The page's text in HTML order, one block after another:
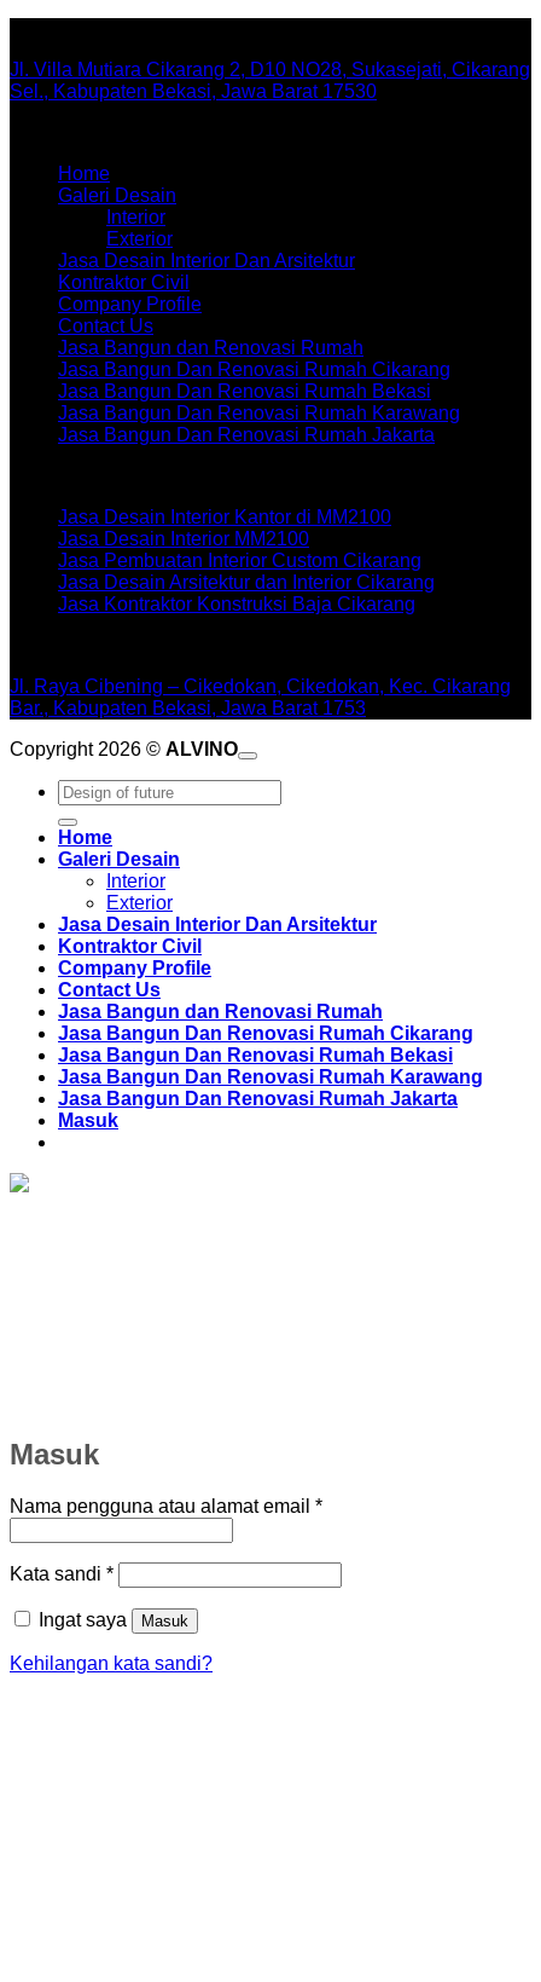
Jl. Villa Mutiara Cikarang 2, D10 NO28, Sukasejati, Cikarang
Sel., Kabupaten Bekasi, Jawa Barat 17530
Home
Galeri Desain
Interior
Exterior
Jasa Desain Interior Dan Arsitektur
Kontraktor Civil
Company Profile
Contact Us
Jasa Bangun dan Renovasi Rumah
Jasa Bangun Dan Renovasi Rumah Cikarang
Jasa Bangun Dan Renovasi Rumah Bekasi
Jasa Bangun Dan Renovasi Rumah Karawang
Jasa Bangun Dan Renovasi Rumah Jakarta
Jasa Desain Interior Kantor di MM2100
Jasa Desain Interior MM2100
Jasa Pembuatan Interior Custom Cikarang
Jasa Desain Arsitektur dan Interior Cikarang
Jasa Kontraktor Konstruksi Baja Cikarang
Jl. Raya Cibening – Cikedokan, Cikedokan, Kec. Cikarang
Bar., Kabupaten Bekasi, Jawa Barat 1753
Copyright 2026 © ALVINO
Pencarian
untuk:
Home
Galeri Desain
Interior
Exterior
Jasa Desain Interior Dan Arsitektur
Kontraktor Civil
Company Profile
Contact Us
Jasa Bangun dan Renovasi Rumah
Jasa Bangun Dan Renovasi Rumah Cikarang
Jasa Bangun Dan Renovasi Rumah Bekasi
Jasa Bangun Dan Renovasi Rumah Karawang
Jasa Bangun Dan Renovasi Rumah Jakarta
Masuk
Masuk
Nama pengguna atau alamat email *Wajib
Kata sandi *Wajib
Ingat saya Masuk
Kehilangan kata sandi?